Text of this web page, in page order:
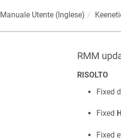
Manuale Utente (Inglese)
RMM
RISOLTO
Fixed
Fixed
Fixed